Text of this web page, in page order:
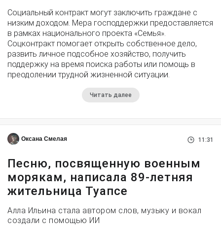
Социальный контракт могут заключить граждане с
низким доходом. Мера господдержки предоставляется
в рамках национального проекта «Семья».
Соцконтракт помогает открыть собственное дело,
развить личное подсобное хозяйство, получить
поддержку на время поиска работы или помощь в
преодолении трудной жизненной ситуации.
Читать далее
Оксана Смелая 11:31
Песню, посвященную военным
морякам, написала 89-летняя
жительница Туапсе
Алла Ильина стала автором слов, музыку и вокал
создали с помощью ИИ